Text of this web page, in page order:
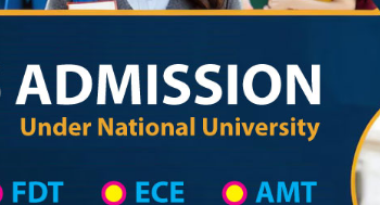
জাতীয় বিশ্ববিদ্যালয় ২০২৫-২৬ শিক্ষাবর্ষের
University Admission